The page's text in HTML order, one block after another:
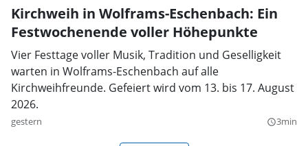
Kirchweih in Wolframs-Eschenbach: Ein
Festwochenende voller Höhepunkte
Vier Festtage voller Musik, Tradition und Geselligkeit
warten in Wolframs-Eschenbach auf alle
Kirchweihfreunde. Gefeiert wird vom 13. bis 17. August
2026.
gestern query_builder3min